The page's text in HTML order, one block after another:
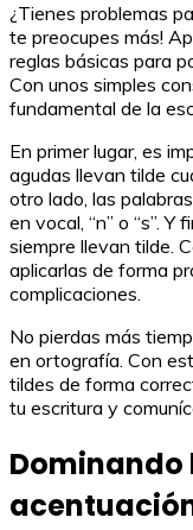
¿Tienes problemas
te preocupes más!
reglas básicas para
Con unos simples
fundamental de la
En primer lugar, es
agudas llevan tilde
otro lado, las
en vocal, “n” o “s”.
siempre llevan tilde.
aplicarlas de forma
complicaciones.
No pierdas más
en ortografía. Con
tildes de forma
tu escritura y
Dominando